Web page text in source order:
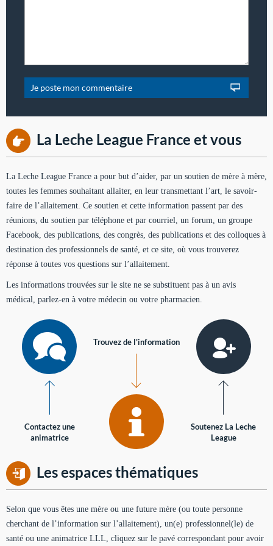
La Leche League France et vous
La Leche League France a pour but d’aider, par un soutien de mère à mère,
toutes les femmes souhaitant allaiter, en leur transmettant l’art, le savoir-
faire de l’allaitement. Ce soutien et cette information passent par des
réunions, du soutien par téléphone et par courriel, un forum, un groupe
Facebook, des publications, des congrès, des publications et des colloques à
destination des professionnels de santé, et ce site, où vous trouverez
réponse à toutes vos questions sur l’allaitement.
Les informations trouvées sur le site ne se substituent pas à un avis
médical, parlez-en à votre médecin ou votre pharmacien.
Contactez une
animatrice
Trouvez de l'information
Soutenez La Leche
League
Les espaces thématiques
Selon que vous êtes une mère ou une future mère (ou toute personne
cherchant de l’information sur l’allaitement), un(e) professionnel(le) de
santé ou une animatrice LLL, cliquez sur le pavé correspondant pour avoir